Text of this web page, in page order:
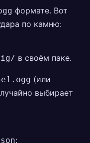
формате. Вот
по камню:
в своём паке.
(или
выбирает
: